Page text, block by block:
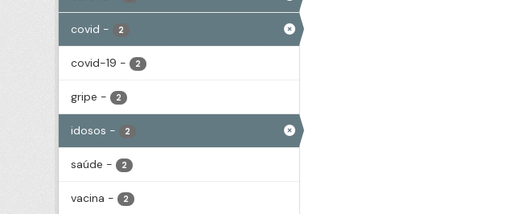
covid - 2
covid-19 - 2
gripe - 2
idosos - 2
saúde - 2
vacina - 2